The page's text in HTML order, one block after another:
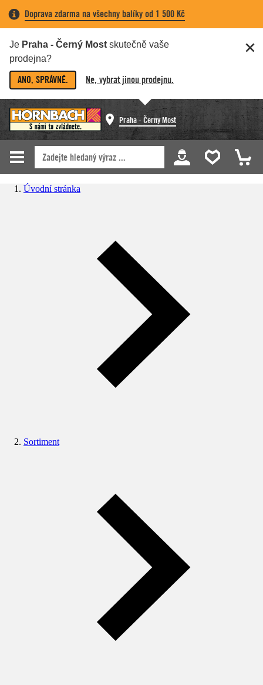
Doprava zdarma na všechny balíky od 1 500 Kč
Je Praha - Černý Most skutečně vaše
prodejna?
ANO, SPRÁVNĚ. Ne, vybrat jinou prodejnu.
Praha - Černý Most
Úvodní stránka
Sortiment